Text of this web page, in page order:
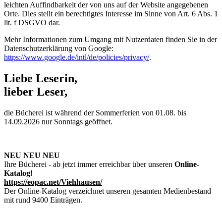
leichten Auffindbarkeit der von uns auf der Website angegebenen
Orte. Dies stellt ein berechtigtes Interesse im Sinne von Art. 6 Abs. 1
lit. f DSGVO dar.
Mehr Informationen zum Umgang mit Nutzerdaten finden Sie in der
Datenschutzerklärung von Google:
https://www.google.de/intl/de/policies/privacy/.
Liebe Leserin,
lieber Leser,
die Bücherei ist während der Sommerferien von 01.08. bis
14.09.2026 nur Sonntags geöffnet.
NEU NEU NEU
Ihre Bücherei - ab jetzt immer erreichbar über unseren Online-
Katalog!
https://eopac.net/Viehhausen/
Der Online-Katalog verzeichnet unseren gesamten Medienbestand
mit rund 9400 Einträgen.